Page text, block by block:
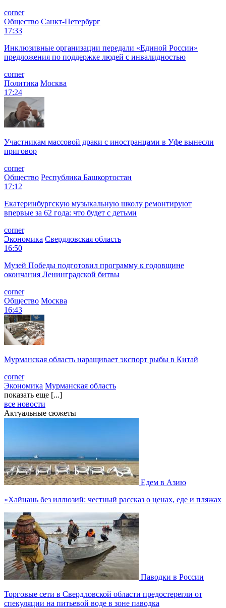
corner
Общество Санкт-Петербург
17:33
Инклюзивные организации передали «Единой России»
предложения по поддержке людей с инвалидностью
corner
Политика Москва
17:24
Участникам массовой драки с иностранцами в Уфе вынесли
приговор
corner
Общество Республика Башкортостан
17:12
Екатеринбургскую музыкальную школу ремонтируют
впервые за 62 года: что будет с детьми
corner
Экономика Свердловская область
16:50
Музей Победы подготовил программу к годовщине
окончания Ленинградской битвы
corner
Общество Москва
16:43
Мурманская область наращивает экспорт рыбы в Китай
corner
Экономика Мурманская область
показать еще [...]
все новости
Актуальные сюжеты
Едем в Азию
«Хайнань без иллюзий: честный рассказ о ценах, еде и пляжах
Паводки в России
Торговые сети в Свердловской области предостерегли от
спекуляции на питьевой воде в зоне паводка